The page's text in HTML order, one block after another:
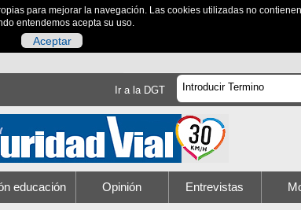
para mejorar la navegación. Las cookies utilizadas no
entendemos acepta su uso.
Aceptar
Ir a la DGT
educación Opinión Entrevistas